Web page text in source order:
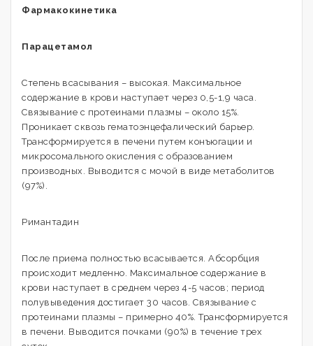
Фармакокинетика
Парацетамол
Степень всасывания – высокая. Максимальное
содержание в крови наступает через 0,5-1,9 часа.
Связывание с протеинами плазмы – около 15%.
Проникает сквозь гематоэнцефалический барьер.
Трансформируется в печени путем конъюгации и
микросомального окисления с образованием
производных. Выводится с мочой в виде метаболитов
(97%).
Римантадин
После приема полностью всасывается. Абсорбция
происходит медленно. Максимальное содержание в
крови наступает в среднем через 4-5 часов; период
полувыведения достигает 30 часов. Связывание с
протеинами плазмы – примерно 40%. Трансформируется
в печени. Выводится почками (90%) в течение трех